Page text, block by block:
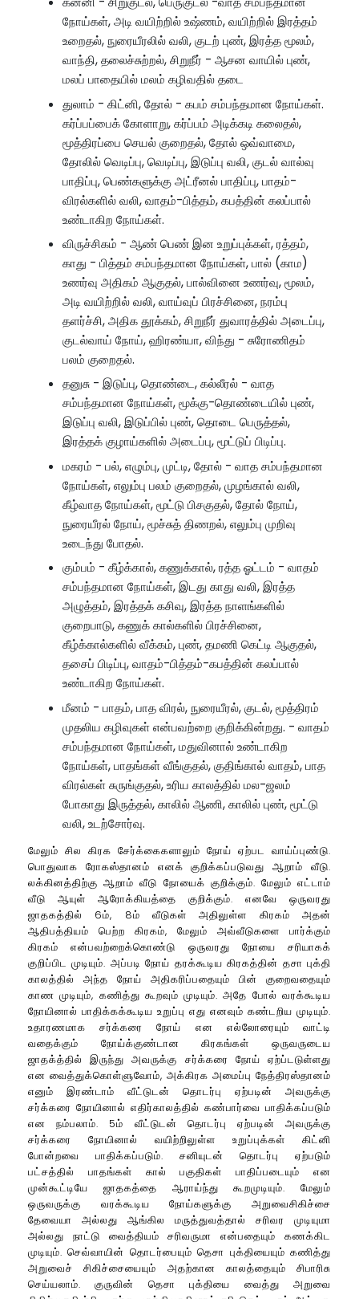
நோய்கள், அடி வயிற்றில் உஷ்ணம், வயிற்றில் இரத்தம்
உறைதல், நுரையீரலில் வலி, குடற் புண், இரத்த மூலம்,
வாந்தி, தலைச்சுற்றல், சிறுநீர் - ஆசன வாயில் புண்,
மலப் பாதையில் மலம் கழிவதில் தடை
துலாம் - கிட்னி, தோல் - கபம் சம்பந்தமான நோய்கள்.
கர்ப்பப்பைக் கோளாறு, கர்ப்பம் அடிக்கடி கலைதல்,
மூத்திரப்பை செயல் குறைதல், தோல் ஒவ்வாமை,
தோலில் வெடிப்பு, வெடிப்பு, இடுப்பு வலி, குடல் வால்வு
பாதிப்பு, பெண்களுக்கு அட்ரீனல் பாதிப்பு, பாதம்-
விரல்களில் வலி, வாதம்-பித்தம், கபத்தின் கலப்பால்
உண்டாகிற நோய்கள்.
விருச்சிகம் - ஆண் பெண் இன உறுப்புக்கள், ரத்தம்,
காது - பித்தம் சம்பந்தமான நோய்கள், பால் (காம)
உணர்வு அதிகம் ஆகுதல், பால்வினை உணர்வு, மூலம்,
அடி வயிற்றில் வலி, வாய்வுப் பிரச்சினை, நரம்பு
தளர்ச்சி, அதிக தூக்கம், சிறுநீர் துவாரத்தில் அடைப்பு,
குடல்வாய் நோய், ஹிரண்யா, விந்து - சுரோணிதம்
பலம் குறைதல்.
தனுசு - இடுப்பு, தொண்டை, கல்லீரல் - வாத
சம்பந்தமான நோய்கள், மூக்கு-தொண்டையில் புண்,
இடுப்பு வலி, இடுப்பில் புண், தொடை பெருத்தல்,
இரத்தக் குழாய்களில் அடைப்பு, மூட்டுப் பிடிப்பு.
மகரம் - பல், எழும்பு, முட்டி, தோல் - வாத சம்பந்தமான
நோய்கள், எலும்பு பலம் குறைதல், முழங்கால் வலி,
கீழ்வாத நோய்கள், மூட்டு பிசகுதல், தோல் நோய்,
நுரையீரல் நோய், மூச்சுத் திணறல், எலும்பு முறிவு
உடைந்து போதல்.
கும்பம் - கீழ்க்கால், கணுக்கால், ரத்த ஓட்டம் - வாதம்
சம்பந்தமான நோய்கள், இடது காது வலி, இரத்த
அழுத்தம், இரத்தக் கசிவு, இரத்த நாளங்களில்
குறைபாடு, கணுக் கால்களில் பிரச்சினை,
கீழ்க்கால்களில் வீக்கம், புண், தமணி கெட்டி ஆகுதல்,
தசைப் பிடிப்பு, வாதம்-பித்தம்-கபத்தின் கலப்பால்
உண்டாகிற நோய்கள்.
மீனம் - பாதம், பாத விரல், நுரையீரல், குடல், மூத்திரம்
முதலிய கழிவுகள் என்பவற்றை குறிக்கின்றது. - வாதம்
சம்பந்தமான நோய்கள், மதுவினால் உண்டாகிற
நோய்கள், பாதங்கள் வீங்குதல், குதிங்கால் வாதம், பாத
விரல்கள் சுருங்குதல், உரிய காலத்தில் மல-ஜலம்
போகாது இருத்தல், காலில் ஆணி, காலில் புண், மூட்டு
வலி, உடற்சோர்வு.
மேலும் சில கிரக சேர்க்கைகளாலும் நோய் ஏற்பட வாய்ப்புண்டு.
பொதுவாக ரோகஸ்தானம் எனக் குறிக்கப்படுவது ஆறாம் வீடு.
லக்கினத்திற்கு ஆறாம் வீடு நோயைக் குறிக்கும். மேலும் எட்டாம்
வீடு ஆயுள் ஆரோக்கியத்தை குறிக்கும். எனவே ஒருவரது
ஜாதகத்தில் 6ம், 8ம் வீடுகள் அதிலுள்ள கிரகம் அதன்
ஆதிபத்தியம் பெற்ற கிரகம், மேலும் அவ்வீடுகளை பார்க்கும்
கிரகம் என்பவற்றைக்கொண்டு ஒருவரது நோயை சரியாகக்
குறிப்பிட முடியும். அப்படி நோய் தரக்கூடிய கிரகத்தின் தசா புக்தி
காலத்தில் அந்த நோய் அதிகரிப்பதையும் பின் குறைவதையும்
காண முடியும், கணித்து கூறவும் முடியும். அதே போல் வரக்கூடிய
நோயினால் பாதிக்கக்கூடிய உறுப்பு எது எனவும் கண்டறிய முடியும்.
உதாரணமாக சர்க்கரை நோய் என எல்லோரையும் வாட்டி
வதைக்கும் நோய்க்குண்டான கிரகங்கள் ஒருவருடைய
ஜாதக்த்தில் இருந்து அவருக்கு சர்க்கரை நோய் ஏற்ப்டடுள்ளது
என வைத்துக்கொள்ளுவோம், அக்கிரக அமைப்பு நேத்திரஸ்தானம்
எனும் இரண்டாம் வீட்டுடன் தொடர்பு ஏற்படின் அவருக்கு
சர்க்கரை நோயினால் எதிர்காலத்தில் கண்பார்வை பாதிக்கப்படும்
என நம்பலாம். 5ம் வீட்டுடன் தொடர்பு ஏற்படின் அவருக்கு
சர்க்கரை நோயினால் வயிற்றிலுள்ள உறுப்புக்கள் கிட்னி
போன்றவை பாதிக்கப்படும். சனியுடன் தொடர்பு ஏற்படும்
பட்சத்தில் பாதங்கள் கால் பகுதிகள் பாதிப்படையும் என
முன்கூட்டியே ஜாதகத்தை ஆராய்ந்து கூறமுடியும். மேலும்
ஒருவருக்கு வரக்கூடிய நோய்களுக்கு அறுவைசிகிச்சை
தேவையா அல்லது ஆங்கில மருத்துவத்தால் சரிவர முடியுமா
அல்லது நாட்டு வைத்தியம் சரிவருமா என்பதையும் கணக்கிட
முடியும். செவ்வாயின் தொடர்பையும் தெசா புக்தியையும் கணித்து
அறுவைச் சிகிச்சையையும் அதற்கான காலத்தையும் சிபாரிசு
செய்யலாம். குருவின் தெசா புக்தியை வைத்து அறுவை